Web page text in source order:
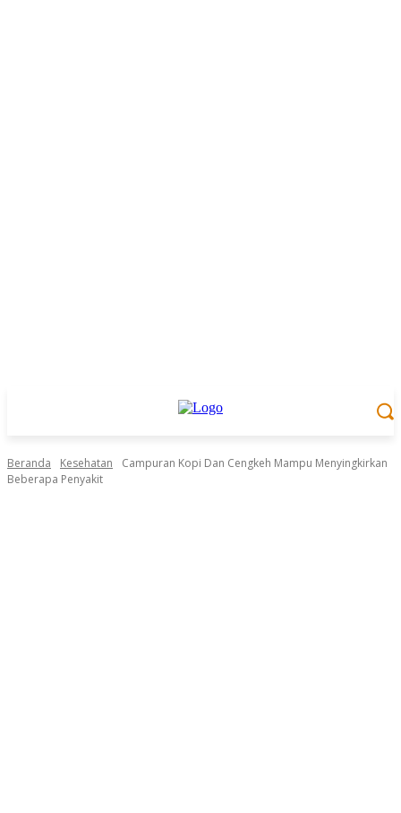
Beranda Kesehatan
Campuran Kopi Dan Cengkeh Mampu Menyingkirkan
Beberapa Penyakit